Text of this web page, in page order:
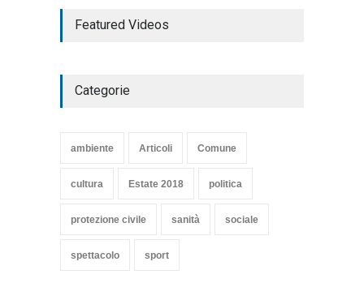
COMMEDIA"
TARQUINIA
Featured Videos
Categorie
ambiente Articoli Comune
cultura Estate 2018 politica
protezione civile sanità sociale
spettacolo sport